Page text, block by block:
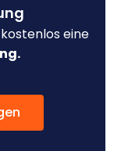
eine